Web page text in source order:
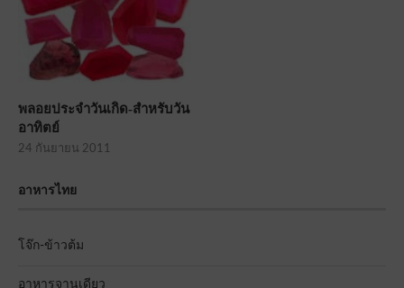
พลอยประจำวันเกิด-สำหรับวัน
อาทิตย์
24 กันยายน 2011
อาหารไทย
โจ๊ก-ข้าวต้ม
อาหารจานเดียว